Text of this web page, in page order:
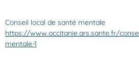
Conseil local de santé mentale
https://www.occitanie.ars.sante.fr/
mentale-1